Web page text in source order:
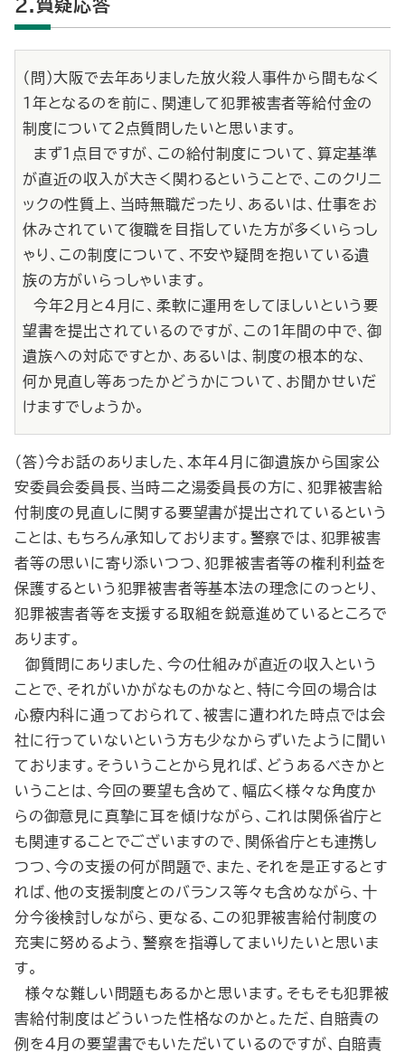
2.質疑応答
（問）大阪で去年ありました放火殺人事件から間もなく
１年となるのを前に、関連して犯罪被害者等給付金の
制度について２点質問したいと思います。
まず１点目ですが、この給付制度について、算定基準
が直近の収入が大きく関わるということで、このクリニ
ックの性質上、当時無職だったり、あるいは、仕事をお
休みされていて復職を目指していた方が多くいらっし
ゃり、この制度について、不安や疑問を抱いている遺
族の方がいらっしゃいます。
今年２月と４月に、柔軟に運用をしてほしいという要
望書を提出されているのですが、この１年間の中で、御
遺族への対応ですとか、あるいは、制度の根本的な、
何か見直し等あったかどうかについて、お聞かせいだ
けますでしょうか。
（答）今お話のありました、本年４月に御遺族から国家公
安委員会委員長、当時二之湯委員長の方に、犯罪被害給
付制度の見直しに関する要望書が提出されているという
ことは、もちろん承知しております。警察では、犯罪被害
者等の思いに寄り添いつつ、犯罪被害者等の権利利益を
保護するという犯罪被害者等基本法の理念にのっとり、
犯罪被害者等を支援する取組を鋭意進めているところで
あります。
御質問にありました、今の仕組みが直近の収入という
ことで、それがいかがなものかなと、特に今回の場合は
心療内科に通っておられて、被害に遭われた時点では会
社に行っていないという方も少なからずいたように聞い
ております。そういうことから見れば、どうあるべきかと
いうことは、今回の要望も含めて、幅広く様々な角度か
らの御意見に真摯に耳を傾けながら、これは関係省庁と
も関連することでございますので、関係省庁とも連携し
つつ、今の支援の何が問題で、また、それを是正するとす
れば、他の支援制度とのバランス等々も含めながら、十
分今後検討しながら、更なる、この犯罪被害給付制度の
充実に努めるよう、警察を指導してまいりたいと思いま
す。
様々な難しい問題もあるかと思います。そもそも犯罪被
害給付制度はどういった性格なのかと。ただ、自賠責の
例を４月の要望書でもいただいているのですが、自賠責